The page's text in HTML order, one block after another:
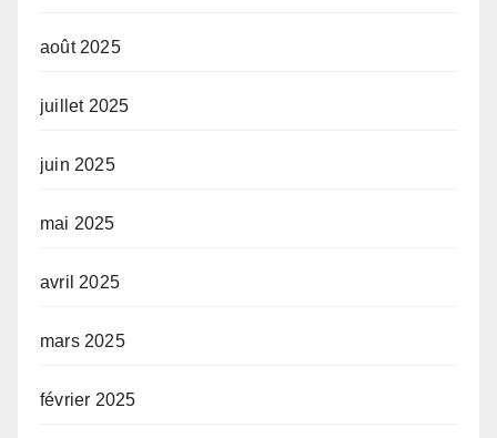
août 2025
juillet 2025
juin 2025
mai 2025
avril 2025
mars 2025
février 2025